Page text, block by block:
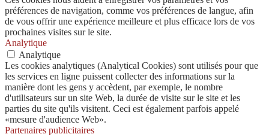
préférences de navigation, comme vos préférences de langue, afin
de vous offrir une expérience meilleure et plus efficace lors de vos
prochaines visites sur le site.
Analytique
Analytique
Les cookies analytiques (Analytical Cookies) sont utilisés pour que
les services en ligne puissent collecter des informations sur la
manière dont les gens y accèdent, par exemple, le nombre
d'utilisateurs sur un site Web, la durée de visite sur le site et les
parties du site qu'ils visitent. Ceci est également parfois appelé
«mesure d'audience Web».
Partenaires publicitaires